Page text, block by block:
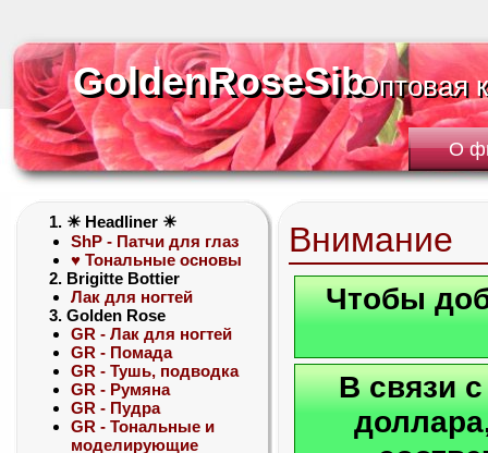
GoldenRoseSib
GoldenRoseSibОптовая
Оптовая
О
1. ☀ Headliner ☀
ShP - Патчи для глаз
♥ Тональные основы
2. Brigitte Bottier
Лак для ногтей
3. Golden Rose
GR - Лак для ногтей
GR - Помада
GR - Тушь, подводка
GR - Румяна
GR - Пудра
GR - Тональные и
моделирующие
Внимание
Чтобы
В связи